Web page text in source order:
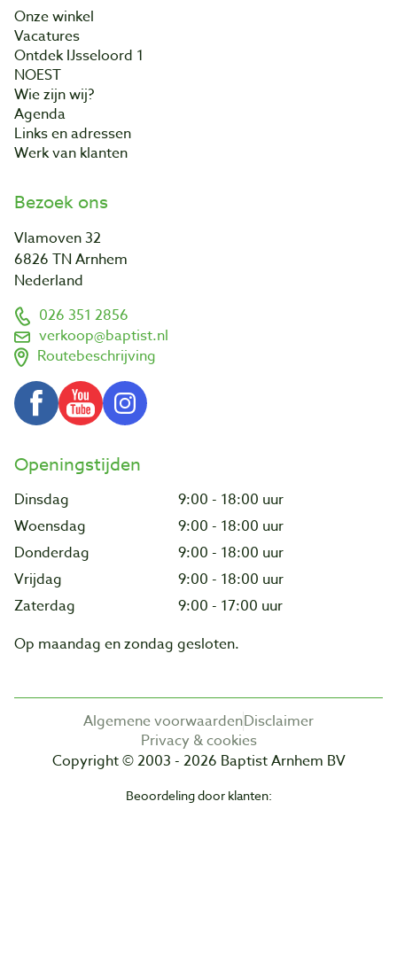
Onze winkel
Vacatures
Ontdek IJsseloord 1
NOEST
Wie zijn wij?
Agenda
Links en adressen
Werk van klanten
Bezoek ons
Vlamoven 32
6826 TN Arnhem
Nederland
026 351 2856
verkoop@baptist.nl
Routebeschrijving
Openingstijden
Dinsdag
9:00 - 18:00 uur
Woensdag
9:00 - 18:00 uur
Donderdag
9:00 - 18:00 uur
Vrijdag
9:00 - 18:00 uur
Zaterdag
9:00 - 17:00 uur
Op maandag en zondag gesloten.
Algemene voorwaardenDisclaimer
Privacy & cookies
Copyright © 2003 - 2026 Baptist Arnhem BV
Beoordeling door klanten: